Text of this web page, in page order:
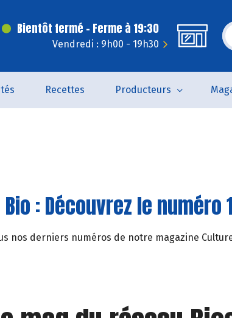
Bientôt fermé - Ferme à 19:30
Vendredi : 9h00 - 19h30
Recettes Producteurs
: Découvrez le numéro
nos derniers numéros de notre magazine